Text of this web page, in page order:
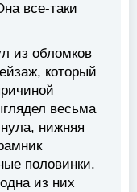
все-таки
из обломков
который
весьма
нижняя
половинки.
из них